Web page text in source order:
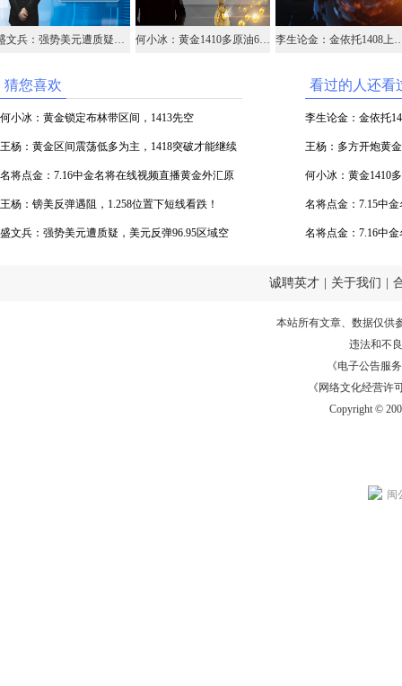
盛文兵：强势美元遭质疑，美元反弹96.95区域空 何小冰：黄金1410多原油60.1空均已布局，静待结果 李生论金：金依托1408上升
猜您喜欢
何小冰：黄金锁定布林带区间，1413先空
王杨：黄金区间震荡低多为主，1418突破才能继续
上涨！
名将点金：7.16中金名将在线视频直播黄金外汇原
油
王杨：镑美反弹遇阻，1.258位置下短线看跌！
盛文兵：强势美元遭质疑，美元反弹96.95区域空
看过的人还看
李生论金：金依托
频）
王杨：多方开炮黄
何小冰：黄金1410
果
名将点金：7.15中
油分析
名将点金：7.16中
诚聘英才 关于我们
本站所有文章、数据仅供
违法和不
《电子公告服务
《网络文化经营许
Copyright ©
闽